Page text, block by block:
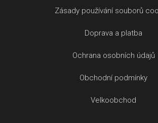
Zásady používání souborů
Doprava a platba
Ochrana osobních údajů
Obchodní podmínky
Velkoobchod